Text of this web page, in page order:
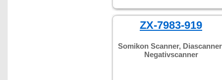
ZX-7983-919
Somikon Scanner,
Negativscanner